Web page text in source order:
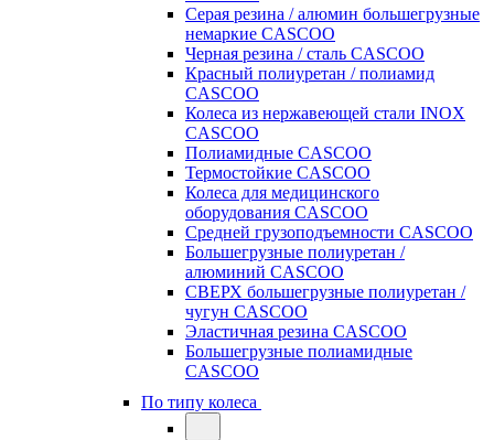
Серая резина / алюмин большегрузные
немаркие CASCOO
Черная резина / сталь CASCOO
Красный полиуретан / полиамид
CASCOO
Колеса из нержавеющей стали INOX
CASCOO
Полиамидные CASCOO
Термостойкие CASCOO
Колеса для медицинского
оборудования CASCOO
Средней грузоподъемности CASCOO
Большегрузные полиуретан /
алюминий CASCOO
СВЕРХ большегрузные полиуретан /
чугун CASCOO
Эластичная резина CASCOO
Большегрузные полиамидные
CASCOO
По типу колеса